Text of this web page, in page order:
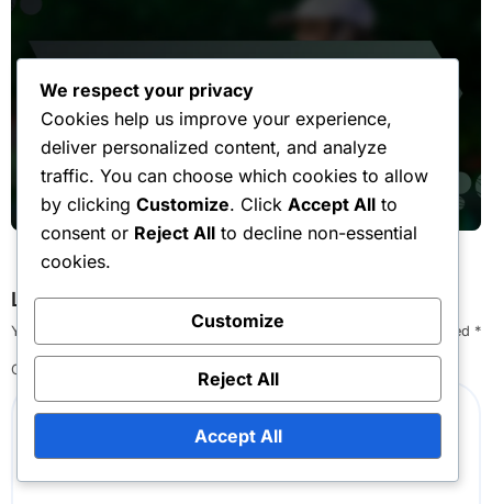
Igrački stilovi tenisača
Mrežni igrač: Taktičan,
oportunističan, brz
Feb 16, 2026
Leave a Reply
Your email address will not be published. Required fields are marked *
Comment
We respect your privacy
Cookies help us improve your experience,
deliver personalized content, and analyze
traffic. You can choose which cookies to allow
by clicking Customize. Click Accept All to
consent or Reject All to decline non-essential
cookies.
Customize
Reject All
Accept All